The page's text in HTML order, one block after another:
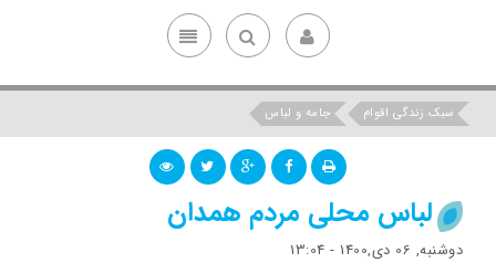
سبک زندگی اقوام جامه و لباس
لباس محلی مردم همدان
دوشنبه, 06 دی,1400 - 13:04